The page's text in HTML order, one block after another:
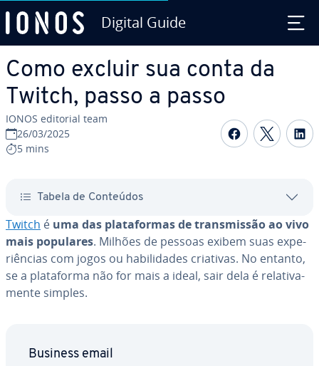
Digital Guide
Como excluir sua conta da
Twitch, passo a passo
IONOS editorial team
26/03/2025
5 mins
Tabela de Conteúdos
Twitch é uma das pla­ta­for­mas de trans­mis­são ao vivo
mais populares. Milhões de pessoas exibem suas ex­pe­
ri­ên­cias com jogos ou ha­bi­li­da­des criativas. No entanto,
se a pla­ta­forma não for mais a ideal, sair dela é re­la­ti­va­
mente simples.
Business email